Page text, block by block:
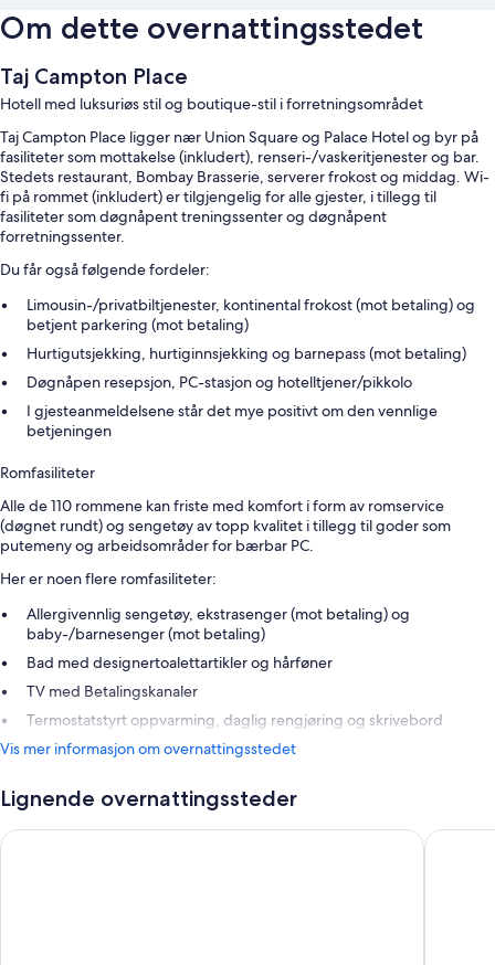
Om dette overnattingsstedet
Taj Campton Place
Hotell med luksuriøs stil og boutique-stil i forretningsområdet
Taj Campton Place ligger nær Union Square og Palace Hotel og byr på
fasiliteter som mottakelse (inkludert), renseri-/vaskeritjenester og bar.
Stedets restaurant, Bombay Brasserie, serverer frokost og middag. Wi-
fi på rommet (inkludert) er tilgjengelig for alle gjester, i tillegg til
fasiliteter som døgnåpent treningssenter og døgnåpent
forretningssenter.
Du får også følgende fordeler:
Limousin-/privatbiltjenester, kontinental frokost (mot betaling) og
betjent parkering (mot betaling)
Hurtigutsjekking, hurtiginnsjekking og barnepass (mot betaling)
Døgnåpen resepsjon, PC-stasjon og hotelltjener/pikkolo
I gjesteanmeldelsene står det mye positivt om den vennlige
betjeningen
Romfasiliteter
Alle de 110 rommene kan friste med komfort i form av romservice
(døgnet rundt) og sengetøy av topp kvalitet i tillegg til goder som
putemeny og arbeidsområder for bærbar PC.
Her er noen flere romfasiliteter:
Allergivennlig sengetøy, ekstrasenger (mot betaling) og
baby-/barnesenger (mot betaling)
Bad med designertoalettartikler og hårføner
TV med Betalingskanaler
Termostatstyrt oppvarming, daglig rengjøring og skrivebord
Vis mer informasjon om overnattingsstedet
Lignende overnattingssteder
Hotel Nikko San Francisco Beacon